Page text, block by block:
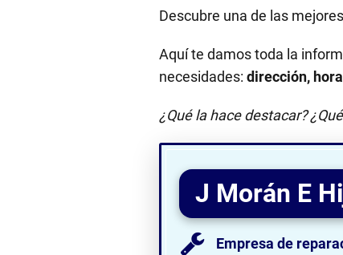
Descubre una de las mejores
Aquí te damos toda la
necesidades: dirección,
¿Qué la hace destacar?
J Morán E
Empresa de